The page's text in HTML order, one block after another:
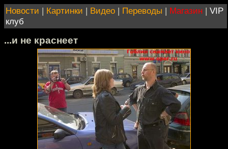
Новости | Картинки | Видео | Переводы | Магазин | VIP
клуб
...и не краснеет